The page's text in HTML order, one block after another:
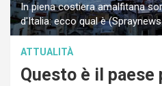
In piena costiera amalfitana
d'Italia: ecco qual è
ATTUALITÀ
Questo è il paese